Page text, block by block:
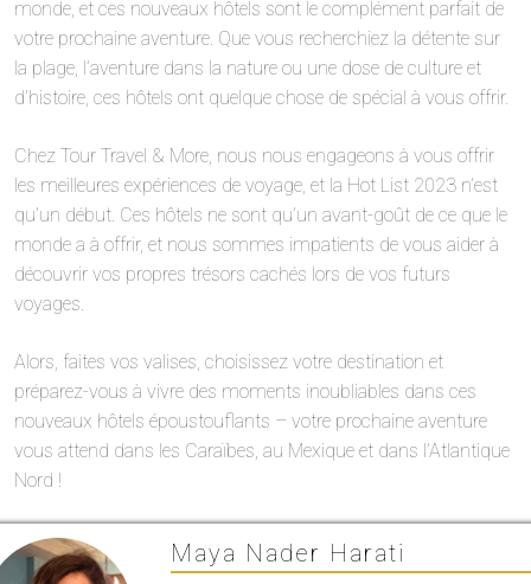
monde, et ces nouveaux hôtels sont le complément parfait de
votre prochaine aventure. Que vous recherchiez la détente sur
la plage, l’aventure dans la nature ou une dose de culture et
d’histoire, ces hôtels ont quelque chose de spécial à vous offrir.
Chez Tour Travel & More, nous nous engageons à vous offrir
les meilleures expériences de voyage, et la Hot List 2023 n’est
qu’un début. Ces hôtels ne sont qu’un avant-goût de ce que le
monde a à offrir, et nous sommes impatients de vous aider à
découvrir vos propres trésors cachés lors de vos futurs
voyages.
Alors, faites vos valises, choisissez votre destination et
préparez-vous à vivre des moments inoubliables dans ces
nouveaux hôtels époustouflants – votre prochaine aventure
vous attend dans les Caraïbes, au Mexique et dans l’Atlantique
Nord !
Maya Nader Harati